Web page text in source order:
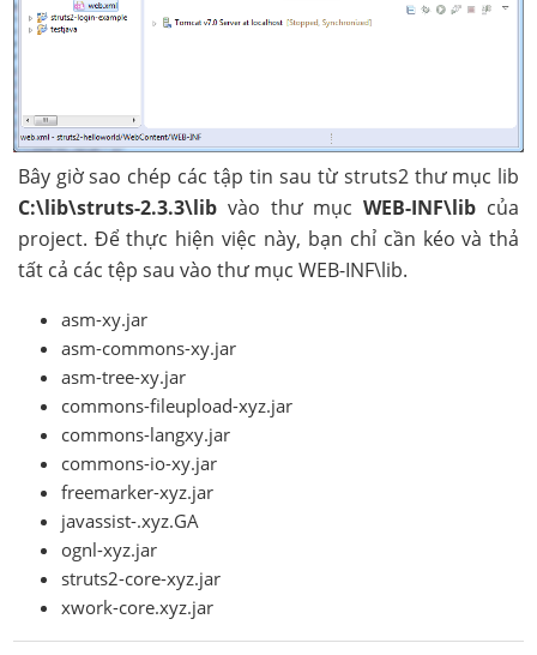
Bây giờ sao chép các tập tin sau từ struts2 thư mục lib
C:\lib\struts-2.3.3\libvào thư mụcWEB-INF\lib của
project. Để thực hiện việc này, bạn chỉ cần kéo và thả
tất cả các tệp sau vào thư mục WEB-INF\lib.
asm-xy.jar
asm-commons-xy.jar
asm-tree-xy.jar
commons-fileupload-xyz.jar
commons-langxy.jar
commons-io-xy.jar
freemarker-xyz.jar
javassist-.xyz.GA
ognl-xyz.jar
struts2-core-xyz.jar
xwork-core.xyz.jar